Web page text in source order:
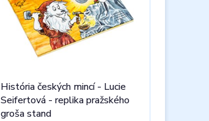
História českých mincí - Lucie
Seifertová - replika pražského
groša stand